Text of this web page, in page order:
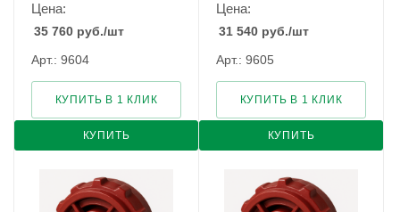
Цена:
35 760 руб./шт
Арт.: 9604
КУПИТЬ
КУПИТЬ В 1 КЛИК
Цена:
31 540 руб./шт
Арт.: 9605
КУПИТЬ
КУПИТЬ В 1 КЛИК